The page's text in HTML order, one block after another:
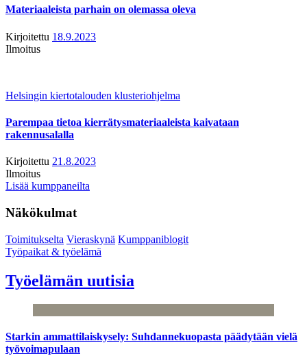
Materiaaleista parhain on olemassa oleva
Kirjoitettu 18.9.2023
Ilmoitus
Helsingin kiertotalouden klusteriohjelma
Parempaa tietoa kierrätysmateriaaleista kaivataan
rakennusalalla
Kirjoitettu 21.8.2023
Ilmoitus
Lisää kumppaneilta
Näkökulmat
Toimitukselta Vieraskynä Kumppaniblogit
Työpaikat & työelämä
Työelämän uutisia
Starkin ammattilaiskysely: Suhdannekuopasta päädytään vielä
työvoimapulaan